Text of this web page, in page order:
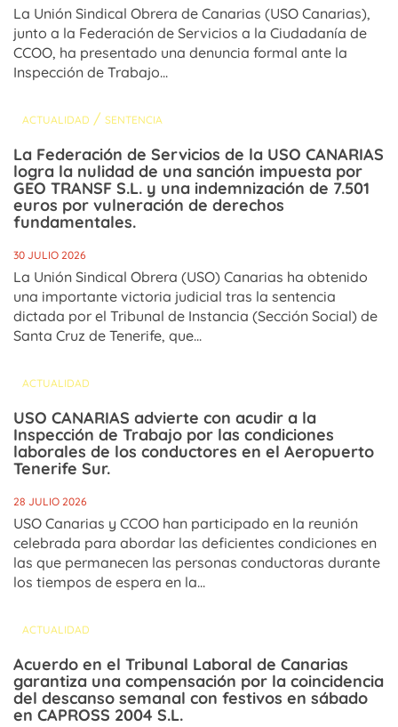
La Unión Sindical Obrera de Canarias (USO Canarias),
junto a la Federación de Servicios a la Ciudadanía de
CCOO, ha presentado una denuncia formal ante la
Inspección de Trabajo...
ACTUALIDAD / SENTENCIA
La Federación de Servicios de la USO CANARIAS
logra la nulidad de una sanción impuesta por
GEO TRANSF S.L. y una indemnización de 7.501
euros por vulneración de derechos
fundamentales.
30 JULIO 2026
La Unión Sindical Obrera (USO) Canarias ha obtenido
una importante victoria judicial tras la sentencia
dictada por el Tribunal de Instancia (Sección Social) de
Santa Cruz de Tenerife, que...
ACTUALIDAD
USO CANARIAS advierte con acudir a la
Inspección de Trabajo por las condiciones
laborales de los conductores en el Aeropuerto
Tenerife Sur.
28 JULIO 2026
USO Canarias y CCOO han participado en la reunión
celebrada para abordar las deficientes condiciones en
las que permanecen las personas conductoras durante
los tiempos de espera en la...
ACTUALIDAD
Acuerdo en el Tribunal Laboral de Canarias
garantiza una compensación por la coincidencia
del descanso semanal con festivos en sábado
en CAPROSS 2004 S.L.